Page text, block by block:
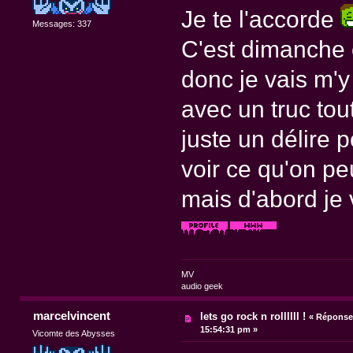
Messages: 337
Je te l'accorde
C'est dimanche
donc je vais
avec un truc
juste un délire
voir ce qu'on
mais d'abord je
MV
audio geek
marcelvincent
Vicomte des Abysses
lets go rock n rollllll ! «
15:54:31 pm »